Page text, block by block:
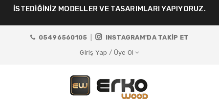
İSTEDİĞİNİZ MODELLER VE TASARIMLARI YAPIYORUZ.
05496560105 INSTAGRAM'DA TAKİP ET
Giriş Yap / Üye Ol